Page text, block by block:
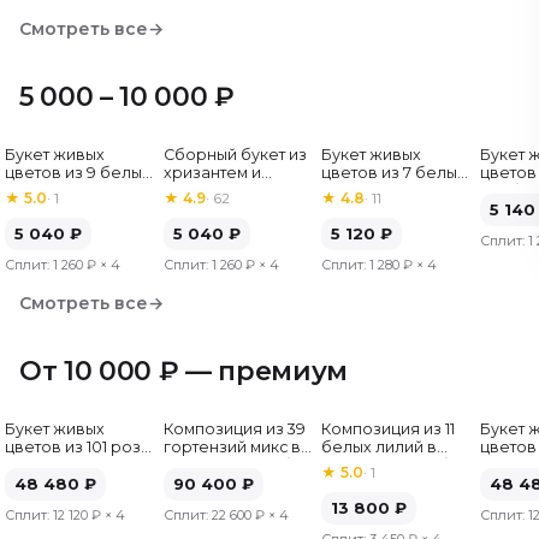
Смотреть все→
5 000 – 10 000 ₽
Букет живых
цветов из 9 белых
роз, Эквадор, 60
см
★ 5.0· 1
5 040 ₽
Сплит: 1 260 ₽ × 4
Хит
Сборный букет из
хризантем и
альстромерий
★ 4.9· 62
5 040 ₽
Сплит: 1 260 ₽× 4
Букет живых
цветов из 7 белых
хризантем
★4.8·11
5 120 ₽
Сплит:1 280 ₽ × 4
Букет
цветов
5 140
Сплит: 1
Смотреть все→
От 10 000 ₽ — премиум
Букет живых
цветов из 101 розы
см
48 480 ₽
Сплит: 12 120 ₽ × 4
Композиция из 39
гортензий микс в
90 400 ₽
Сплит: 22 600 ₽× 4
Композиция из 11
белых лилий в
шляпной коробке
★5.0·1
13 800 ₽
Букет
цветов
см
48
Сплит: